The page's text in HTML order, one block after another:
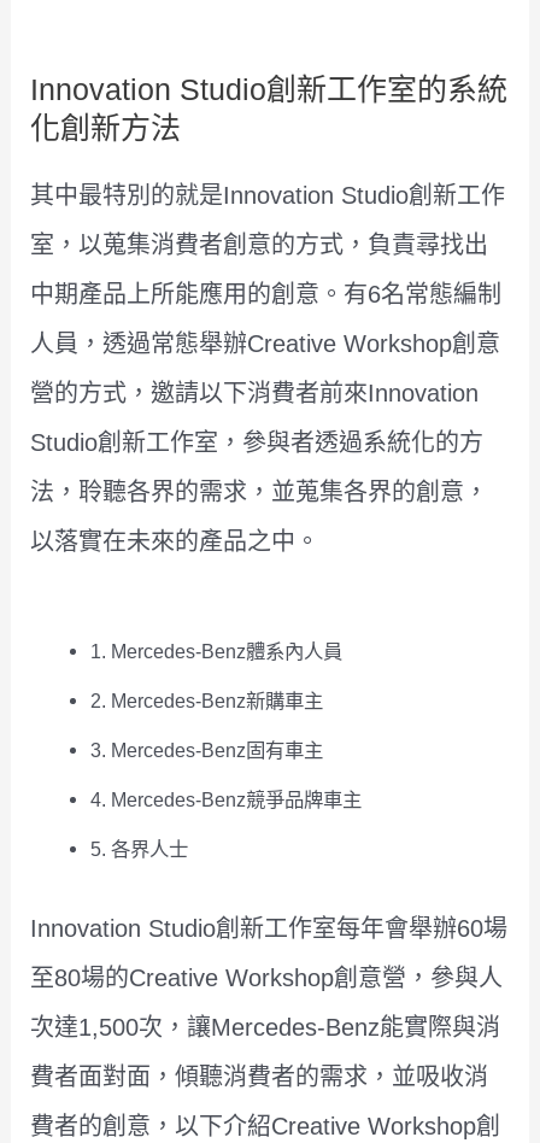
Innovation Studio創新工作室的系統
化創新方法
其中最特別的就是Innovation Studio創新工作
室，以蒐集消費者創意的方式，負責尋找出
中期產品上所能應用的創意。有6名常態編制
人員，透過常態舉辦Creative Workshop創意
營的方式，邀請以下消費者前來Innovation
Studio創新工作室，參與者透過系統化的方
法，聆聽各界的需求，並蒐集各界的創意，
以落實在未來的產品之中。
1. Mercedes-Benz體系內人員
2. Mercedes-Benz新購車主
3. Mercedes-Benz固有車主
4. Mercedes-Benz競爭品牌車主
5. 各界人士
Innovation Studio創新工作室每年會舉辦60場
至80場的Creative Workshop創意營，參與人
次達1,500次，讓Mercedes-Benz能實際與消
費者面對面，傾聽消費者的需求，並吸收消
費者的創意，以下介紹Creative Workshop創